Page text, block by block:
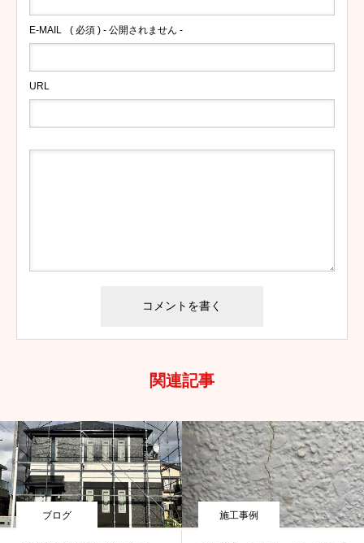
E-MAIL ( 必須 ) - 公開されません -
URL
関連記事
ブログ 施工事例